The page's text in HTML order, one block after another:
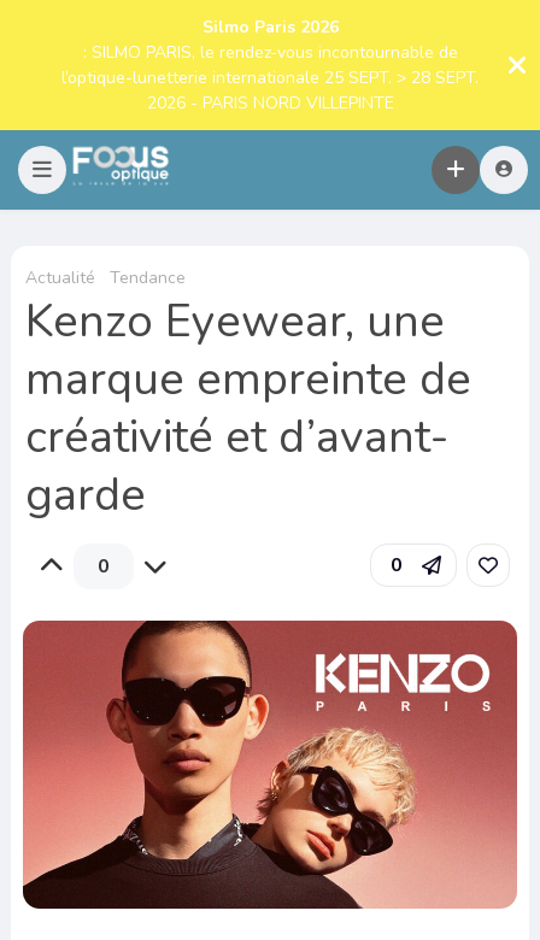
Silmo Paris 2026
: SILMO PARIS, le rendez-vous incontournable de
l’optique-lunetterie internationale 25 SEPT. > 28 SEPT.
2026 - PARIS NORD VILLEPINTE
Actualité Tendance
Kenzo Eyewear, une
marque empreinte de
créativité et d’avant-
garde
0 0